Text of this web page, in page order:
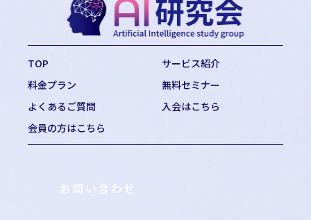
TOP
サービス紹介
料金プラン
無料セミナー
よくあるご質問
入会はこちら
会員の方はこちら
お問い合わせ